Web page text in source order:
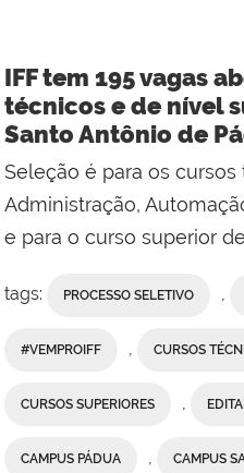
IFF tem 195 vagas
técnicos e de nível
Santo Antônio de
Seleção é para os
Administração,
e para o curso superior
tags: PROCESSO SELETIVO
#VEMPROIFF CURSOS
CURSOS SUPERIORES
CAMPUS PÁDUA CAMPUS